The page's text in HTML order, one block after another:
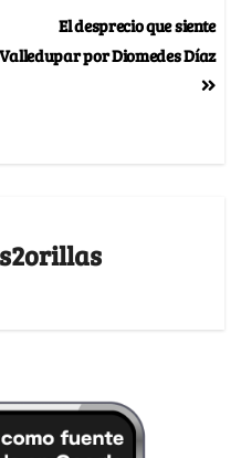
El desprecio que siente
Valledupar por Diomedes Díaz